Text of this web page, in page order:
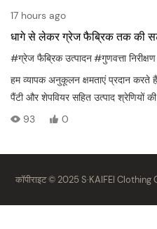
17 hours ago
धागे से लेकर ग्रेज फैब्रिक तक की
#ग्रेज फैब्रिक उत्पादन#गुणवत्ता निरीक्षण
हम व्यापक अनुकूलन क्षमताएं प्रदान करते हैं,
पैंटी और शेपवियर सहित उत्पाद श्रेणियों
चाहे आपको किसी नए उद्यम के लिए कम
हो या स्थापित रिटेल चेन के लिए बड़े
और पैटर्न बनाने से लेकर प्राइवेट
करती है। नैतिक विनिर्माण और समय पर
भागीदार के रूप में आपको प्रतिस्पर्धी और
बनाने में मदद करते हैं।
93 0
कॉपीराइट © 2025 S·KAIFEI Clothing